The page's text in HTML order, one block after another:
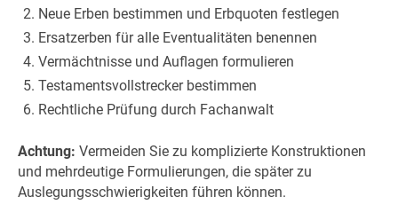
Neue Erben bestimmen und Erbquoten festlegen
Ersatzerben für alle Eventualitäten benennen
Vermächtnisse und Auflagen formulieren
Testamentsvollstrecker bestimmen
Rechtliche Prüfung durch Fachanwalt
Achtung: Vermeiden Sie zu komplizierte Konstruktionen
und mehrdeutige Formulierungen, die später zu
Auslegungsschwierigkeiten führen können.